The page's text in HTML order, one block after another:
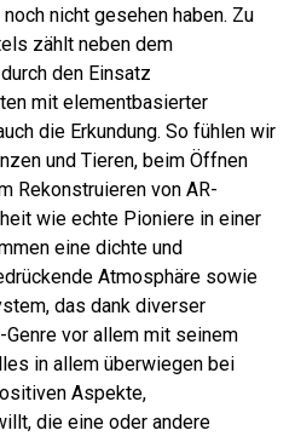
nicht gesehen haben. Zu
zählt neben dem
den Einsatz
mit elementbasierter
die Erkundung. So fühlen wir
und Tieren, beim Öffnen
Rekonstruieren von AR-
wie echte Pioniere in einer
eine dichte und
Atmosphäre sowie
das dank diverser
vor allem mit seinem
in allem überwiegen bei
Aspekte,
die eine oder andere